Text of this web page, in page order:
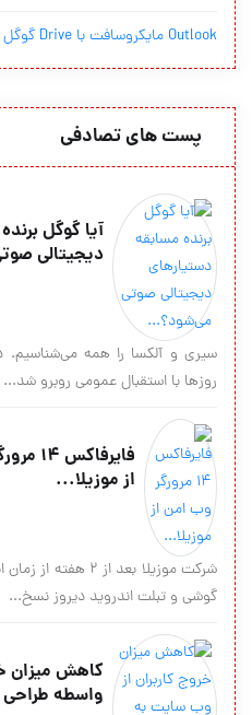
Outlook مایکروسافت با Drive گوگل سازگ...
پست های تصادفی
آیا گوگل
دیجیتالی
سیری و آلکسا را همه می‌شناسیم.
روزها با استقبال عمومی روبرو شد...
از موزیلا...
گوشی و تبلت اندروید دیروز نسخ...
کاهش میزان
واسطه طراحی